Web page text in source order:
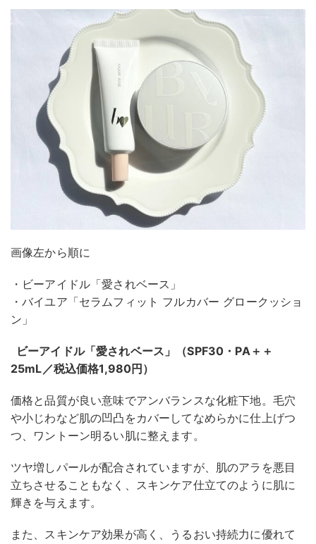
画像左から順に
・ビーアイドル「愛されベース」
・バイユア「セラムフィット フルカバー グロークッショ
ン」
ビーアイドル「愛されベース」（SPF30・PA＋＋
25mL／税込価格1,980円）
価格と品質が良い意味でアンバランスな化粧下地。毛穴
や小じわなど肌の凹凸をカバーしてなめらかに仕上げつ
つ、ワントーン明るい肌に整えます。
ツヤ増しパールが配合されていますが、肌のアラを悪目
立ちさせることもなく、スキンケア仕立てのように肌に
輝きを与えます。
また、スキンケア効果が高く、うるおい持続力に優れて